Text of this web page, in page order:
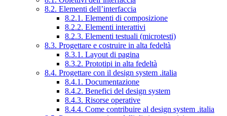
8.2. Elementi dell’interfaccia
8.2.1. Elementi di composizione
8.2.2. Elementi interattivi
8.2.3. Elementi testuali (microtesti)
8.3. Progettare e costruire in alta fedeltà
8.3.1. Layout di pagina
8.3.2. Prototipi in alta fedeltà
8.4. Progettare con il design system .italia
8.4.1. Documentazione
8.4.2. Benefici del design system
8.4.3. Risorse operative
8.4.4. Come contribuire al design system .italia